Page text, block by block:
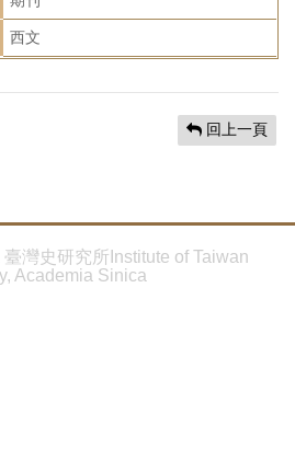
西文
回上一頁
灣史研究所Institute of Taiwan
Academia Sinica